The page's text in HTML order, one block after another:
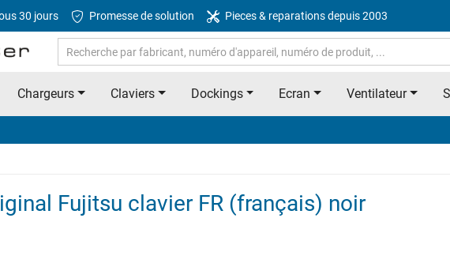
30 jours Promesse de solution Pieces & reparations depuis 2003
Chargeurs Claviers Dockings Ecran Ventilateur
Fujitsu clavier FR (français) noir